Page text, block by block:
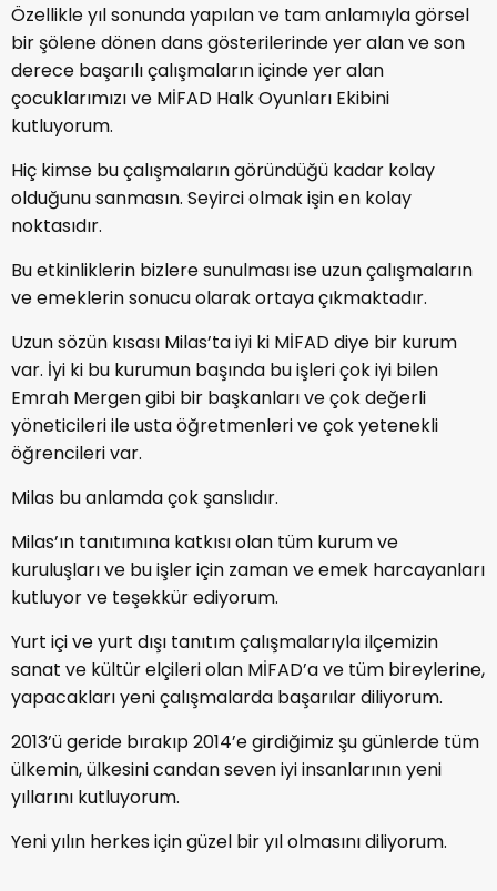
Özellikle yıl sonunda yapılan ve tam anlamıyla görsel
bir şölene dönen dans gösterilerinde yer alan ve son
derece başarılı çalışmaların içinde yer alan
çocuklarımızı ve MİFAD Halk Oyunları Ekibini
kutluyorum.
Hiç kimse bu çalışmaların göründüğü kadar kolay
olduğunu sanmasın. Seyirci olmak işin en kolay
noktasıdır.
Bu etkinliklerin bizlere sunulması ise uzun çalışmaların
ve emeklerin sonucu olarak ortaya çıkmaktadır.
Uzun sözün kısası Milas’ta iyi ki MİFAD diye bir kurum
var. İyi ki bu kurumun başında bu işleri çok iyi bilen
Emrah Mergen gibi bir başkanları ve çok değerli
yöneticileri ile usta öğretmenleri ve çok yetenekli
öğrencileri var.
Milas bu anlamda çok şanslıdır.
Milas’ın tanıtımına katkısı olan tüm kurum ve
kuruluşları ve bu işler için zaman ve emek harcayanları
kutluyor ve teşekkür ediyorum.
Yurt içi ve yurt dışı tanıtım çalışmalarıyla ilçemizin
sanat ve kültür elçileri olan MİFAD’a ve tüm bireylerine,
yapacakları yeni çalışmalarda başarılar diliyorum.
2013’ü geride bırakıp 2014’e girdiğimiz şu günlerde tüm
ülkemin, ülkesini candan seven iyi insanlarının yeni
yıllarını kutluyorum.
Yeni yılın herkes için güzel bir yıl olmasını diliyorum.